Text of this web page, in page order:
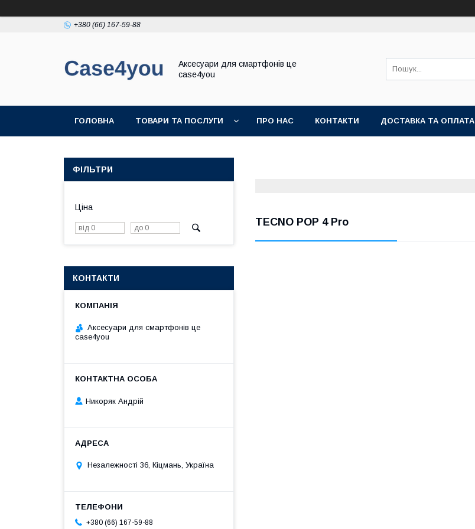
+380 (66) 167-59-88
Аксесуари для смартфонів це
case4you
ГОЛОВНА ТОВАРИ ТА ПОСЛУГИ ПРО НАС КОНТАКТИ ДОСТАВКА ТА ОПЛАТА
TECNO POP 4 Pro
ФІЛЬТРИ
Ціна
КОНТАКТИ
Аксесуари для смартфонів це
case4you
Никоряк Андрій
Незалежності 36, Кіцмань, Україна
+380 (66) 167-59-88